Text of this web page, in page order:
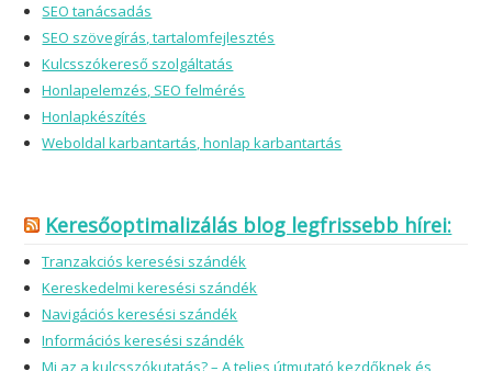
SEO tanácsadás
SEO szövegírás, tartalomfejlesztés
Kulcsszókereső szolgáltatás
Honlapelemzés, SEO felmérés
Honlapkészítés
Weboldal karbantartás, honlap karbantartás
Keresőoptimalizálás blog legfrissebb hírei:
Tranzakciós keresési szándék
Kereskedelmi keresési szándék
Navigációs keresési szándék
Információs keresési szándék